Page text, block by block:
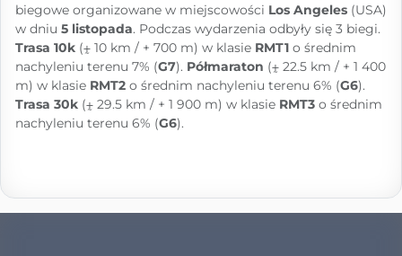
biegowe organizowane w miejscowości Los Angeles (USA)
w dniu 5 listopada. Podczas wydarzenia odbyły się 3 biegi.
Trasa 10k (⨦ 10 km / + 700 m) w klasie RMT1 o średnim
nachyleniu terenu 7% (G7). Półmaraton (⨦ 22.5 km / + 1 400
m) w klasie RMT2 o średnim nachyleniu terenu 6% (G6).
Trasa 30k (⨦ 29.5 km / + 1 900 m) w klasie RMT3 o średnim
nachyleniu terenu 6% (G6).